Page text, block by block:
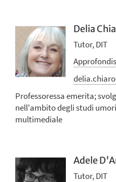
Delia
Tutor, DIT
Professoressa emerita;
nell'ambito degli studi
multimediale
Adele
Tutor, DIT